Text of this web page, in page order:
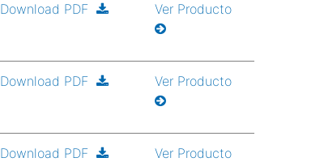
Download PDF Ver Producto
Download PDF Ver Producto
Download PDF Ver Producto